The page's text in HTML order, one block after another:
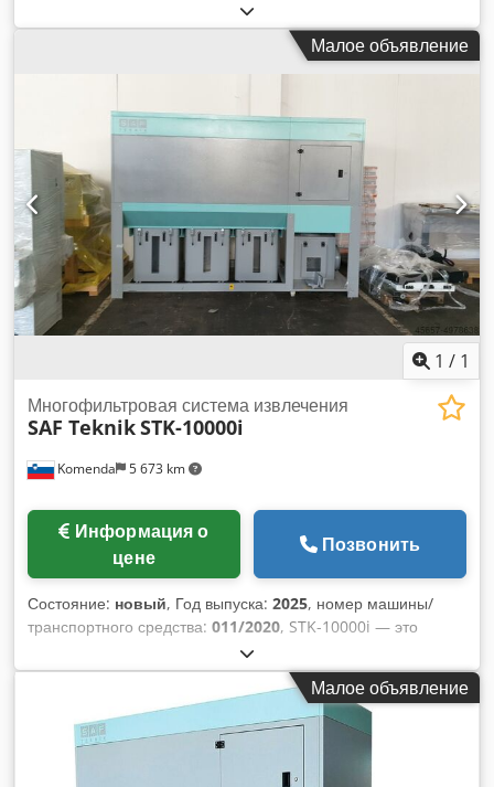
Выходная мощность двигателя 3 л.с. при 100% ПВ,
напряжение 400 В, производительность всасывания 3900
м³/ч, всасывающее соединение 150 мм, распределитель 3
х 100 мм, размеры Д х Ш х В = 150 х 75 х 220 см, вес около
возможны ошибки, опечатки и опечатки оставляются за
собой.
Малое объявление
1 / 1
Komenda 5 673 km
Многофильтровая система извлечения
SAF TeknikSTK-10000i
цене
Позвонить
Состояние: новый, Год выпуска: 2025, номер машины/
транспортного средства: 011/2020, STK-10000i — это
недорогая вакуумная система от SAF TEKNIK,
обеспечивающая высокоэффективную фильтрацию с
большим количеством мощности и воздушного потока!
Система оснащена несколькими колоннами фильтров и
функцией очистки фильтра с помощью вибрации. Кроме
того, имеется сепаратор для крупных частиц,
Малое объявление